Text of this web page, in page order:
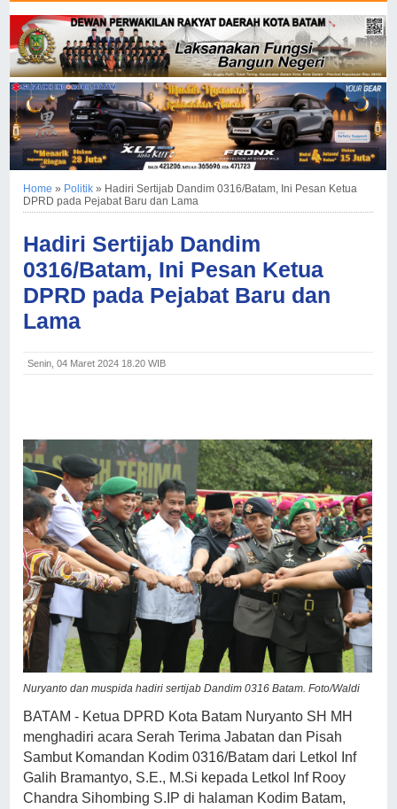
Home » Politik » Hadiri Sertijab Dandim 0316/Batam, Ini Pesan Ketua
DPRD pada Pejabat Baru dan Lama
Hadiri Sertijab Dandim
0316/Batam, Ini Pesan Ketua
DPRD pada Pejabat Baru dan
Lama
Senin, 04 Maret 2024 18.20 WIB
Nuryanto dan muspida hadiri sertijab Dandim 0316 Batam. Foto/Waldi
BATAM - Ketua DPRD Kota Batam Nuryanto SH MH
menghadiri acara Serah Terima Jabatan dan Pisah
Sambut Komandan Kodim 0316/Batam dari Letkol Inf
Galih Bramantyo, S.E., M.Si kepada Letkol Inf Rooy
Chandra Sihombing S.IP di halaman Kodim Batam,